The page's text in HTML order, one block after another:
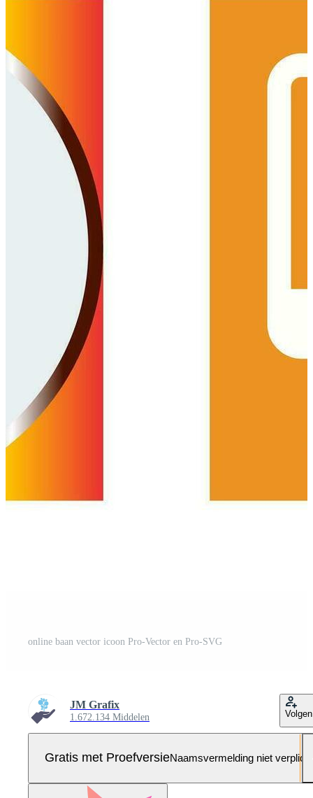
online baan vector icoon Pro-Vector en Pro-SVG
JM Grafix
1.672.134 Middelen Volgen
Gratis met ProefversieNaamsvermelding niet verplicht